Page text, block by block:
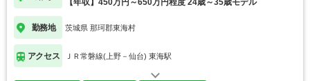
【年収】450万円～650万円程度 24歳～35歳モデル
勤務地 茨城県 那珂郡東海村
アクセス ＪＲ常磐線(上野－仙台) 東海駅